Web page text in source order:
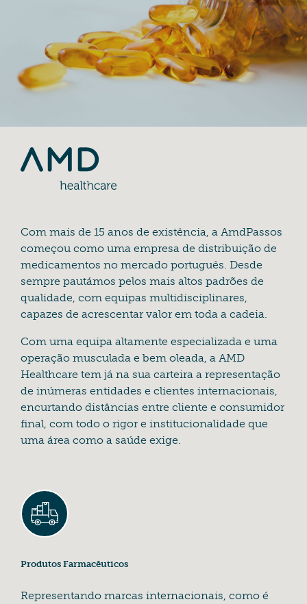
Com mais de 15 anos de existência, a AmdPassos
começou como uma empresa de distribuição de
medicamentos no mercado português. Desde
sempre pautámos pelos mais altos padrões de
qualidade, com equipas multidisciplinares,
capazes de acrescentar valor em toda a cadeia.
Com uma equipa altamente especializada e uma
operação musculada e bem oleada, a AMD
Healthcare tem já na sua carteira a representação
de inúmeras entidades e clientes internacionais,
encurtando distâncias entre cliente e consumidor
final, com todo o rigor e institucionalidade que
uma área como a saúde exige.
Produtos Farmacêuticos
Representando marcas internacionais, como é